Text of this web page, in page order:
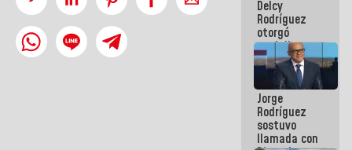
planes de
acción
Delcy
Rodríguez
otorgó
medalla
"Héroe de
Venezuela"
a servidores
públicos
Jorge
Rodríguez
sostuvo
llamada con